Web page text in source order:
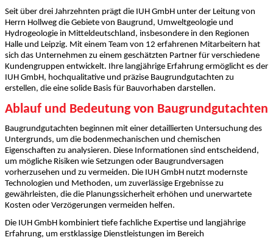
Seit über drei Jahrzehnten prägt die IUH GmbH unter der Leitung von
Herrn Hollweg die Gebiete von Baugrund, Umweltgeologie und
Hydrogeologie in Mitteldeutschland, insbesondere in den Regionen
Halle und Leipzig. Mit einem Team von 12 erfahrenen Mitarbeitern hat
sich das Unternehmen zu einem geschätzten Partner für verschiedene
Kundengruppen entwickelt. Ihre langjährige Erfahrung ermöglicht es der
IUH GmbH, hochqualitative und präzise Baugrundgutachten zu
erstellen, die eine solide Basis für Bauvorhaben darstellen.
Ablauf und Bedeutung von Baugrundgutachten
Baugrundgutachten beginnen mit einer detaillierten Untersuchung des
Untergrunds, um die bodenmechanischen und chemischen
Eigenschaften zu analysieren. Diese Informationen sind entscheidend,
um mögliche Risiken wie Setzungen oder Baugrundversagen
vorherzusehen und zu vermeiden. Die IUH GmbH nutzt modernste
Technologien und Methoden, um zuverlässige Ergebnisse zu
gewährleisten, die die Planungssicherheit erhöhen und unerwartete
Kosten oder Verzögerungen vermeiden helfen.
Die IUH GmbH kombiniert tiefe fachliche Expertise und langjährige
Erfahrung, um erstklassige Dienstleistungen im Bereich